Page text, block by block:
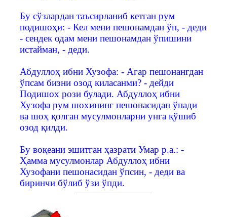
Бу сўзлардан таъсирланиб кетган рум
подишоҳи: - Кел мени пешонамдан ўп, - деди
- сендек одам мени пешонамдан ўпишини
истайман, - деди.
Абдуллоҳ ибни Хузофа: - Агар пешонангдан
ўпсам бизни озод киласанми? - дейди
Подишох рози булади. Абдуллоҳ ибни
Хузофа рум шохининг пешонасидан ўпади
ва шоҳ қолган мусулмонларни унга қўшиб
озод қилди.
Бу воқеани эшитган ҳазрати Умар р.а.: -
Ҳамма мусулмонлар Абдуллоҳ ибни
Хузофани пешонасидан ўпсин, - деди ва
биринчи бўлиб ўзи ўпди.